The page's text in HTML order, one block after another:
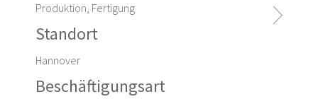
Produktion, Fertigung
Standort
Hannover
Beschäftigungsart